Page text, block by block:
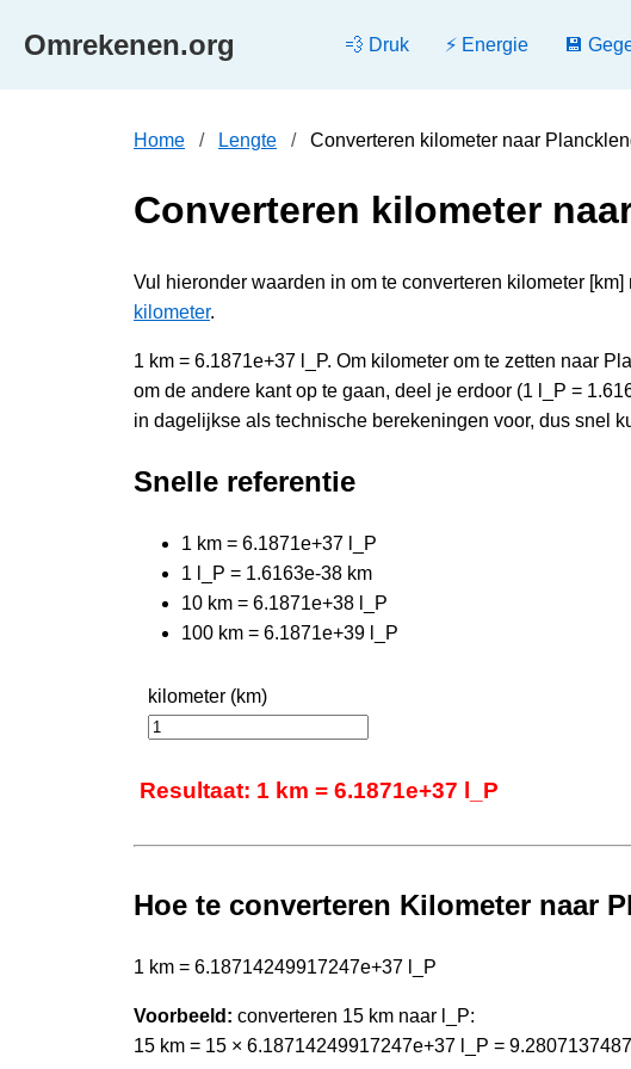
Omrekenen.org 💨 Druk ⚡ Energie 💾
Home Lengte Converteren kilometer naar
Converteren kilometer
Vul hieronder waarden in om te converteren kilometer
kilometer.
1 km = 6.1871e+37 l_P. Om kilometer om te zetten naar
om de andere kant op te gaan, deel je erdoor (1 l_P =
in dagelijkse als technische berekeningen voor, dus snel
Snelle referentie
1 km = 6.1871e+37 l_P
1 l_P = 1.6163e-38 km
10 km = 6.1871e+38 l_P
100 km = 6.1871e+39 l_P
kilometer (km)
Resultaat: 1 km = 6.1871e+37 l_P
Hoe te converteren Kilometer naar
1 km = 6.18714249917247e+37 l_P
Voorbeeld: converteren 15 km naar l_P:
15 km = 15 × 6.18714249917247e+37 l_P =